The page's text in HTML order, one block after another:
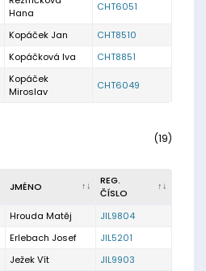
Hana
CHT6051
Kopáček Jan
CHT8510
Kopáčková Iva CHT8851
Kopáček
Miroslav
CHT6049
(19)
JMÉNO
REG.
ČÍSLO
Hrouda Matěj
JIL9804
Erlebach Josef
JIL5201
Ježek Vít
JIL9903